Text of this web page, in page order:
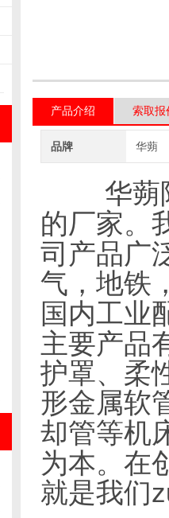
产品介绍 索取报
品牌 华蒴
华蒴
的厂家。
司产品广
气，地铁
国内工业
主要产品
护罩、柔
形金属软
却管等机
为本。在
就是我们